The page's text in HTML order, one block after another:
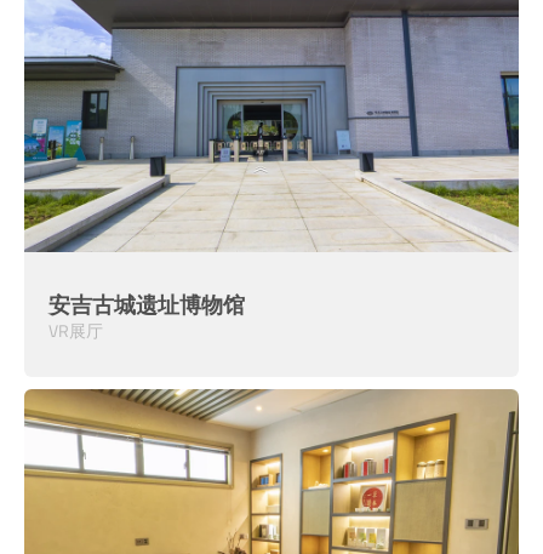
安吉古城遗址博物馆
VR展厅